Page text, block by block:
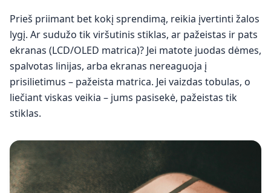
Prieš priimant bet kokį sprendimą, reikia įvertinti žalos
lygį. Ar sudužo tik viršutinis stiklas, ar pažeistas ir pats
ekranas (LCD/OLED matrica)? Jei matote juodas dėmes,
spalvotas linijas, arba ekranas nereaguoja į
prisilietimus – pažeista matrica. Jei vaizdas tobulas, o
liečiant viskas veikia – jums pasisekė, pažeistas tik
stiklas.